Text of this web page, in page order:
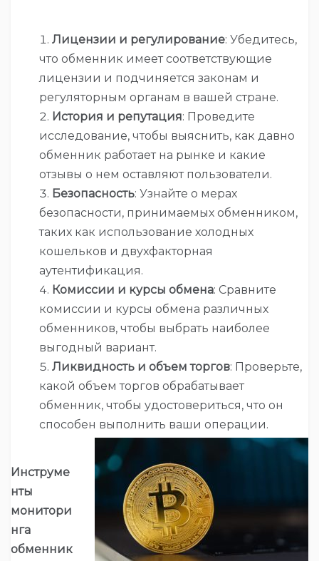
Лицензии и регулирование: Убедитесь,
что обменник имеет соответствующие
лицензии и подчиняется законам и
регуляторным органам в вашей стране.
История и репутация: Проведите
исследование, чтобы выяснить, как давно
обменник работает на рынке и какие
отзывы о нем оставляют пользователи.
Безопасность: Узнайте о мерах
безопасности, принимаемых обменником,
таких как использование холодных
кошельков и двухфакторная
аутентификация.
Комиссии и курсы обмена: Сравните
комиссии и курсы обмена различных
обменников, чтобы выбрать наиболее
выгодный вариант.
Ликвидность и объем торгов: Проверьте,
какой объем торгов обрабатывает
обменник, чтобы удостовериться, что он
способен выполнить ваши операции.
Инструме
нты
монитори
нга
обменник